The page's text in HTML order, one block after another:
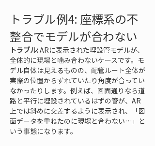
トラブル例4: 座標系の不
整合でモデルが合わない
トラブル: ARに表示された埋設管モデルが、
全体的に現場と噛み合わないケースです。モ
デル自体は見えるものの、配管ルート全体が
実際の位置からずれていたり角度が合ってい
なかったりします。例えば、図面通りなら道
路と平行に埋設されているはずの管が、AR
上では斜めに交差するように表示され、「図
面データを重ねたのに現場と合わない…」と
いう事態になります。